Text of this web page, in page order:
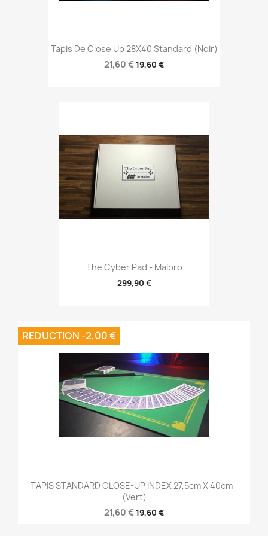
Tapis De Close Up 28X40 Standard (Noir)
21,60 €19,60 €
The Cyber Pad - Maibro
299,90 €
TAPIS STANDARD CLOSE-UP INDEX 27,5cm X 40cm -
(Vert)
21,60 €19,60 €
REDUCTION -2,00 €